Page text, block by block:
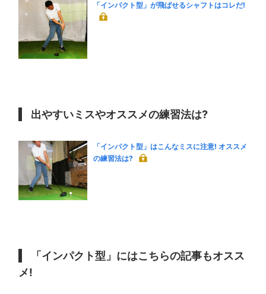
「インパクト型」が飛ばせるシャフトはコレだ!
出やすいミスやオススメの練習法は?
「インパクト型」はこんなミスに注意! オススメ
の練習法は?
「インパクト型」にはこちらの記事もオスス
メ!